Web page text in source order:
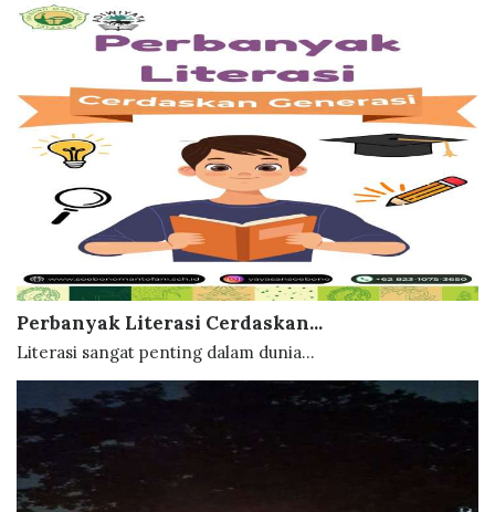
Perbanyak Literasi Cerdaskan...
Literasi sangat penting dalam dunia...